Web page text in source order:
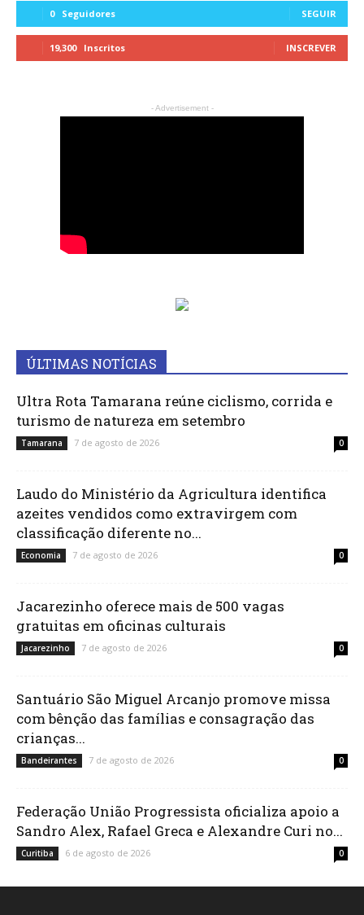
0 Seguidores SEGUIR
19,300 Inscritos INSCREVER
- Advertisement -
ÚLTIMAS NOTÍCIAS
Ultra Rota Tamarana reúne ciclismo, corrida e
turismo de natureza em setembro
Tamarana 7 de agosto de 2026 0
Laudo do Ministério da Agricultura identifica
azeites vendidos como extravirgem com
classificação diferente no...
Economia 7 de agosto de 2026 0
Jacarezinho oferece mais de 500 vagas
gratuitas em oficinas culturais
Jacarezinho 7 de agosto de 2026 0
Santuário São Miguel Arcanjo promove missa
com bênção das famílias e consagração das
crianças...
Bandeirantes 7 de agosto de 2026 0
Federação União Progressista oficializa apoio a
Sandro Alex, Rafael Greca e Alexandre Curi no...
Curitiba 6 de agosto de 2026 0